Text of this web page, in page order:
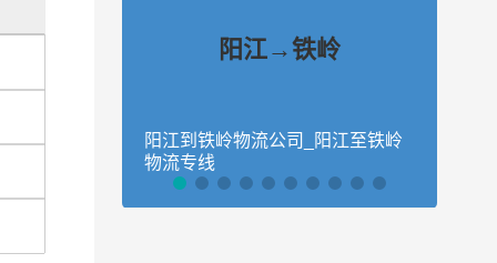
阳江→铁岭
阳江到铁岭物流公司_阳江至铁岭
物流专线